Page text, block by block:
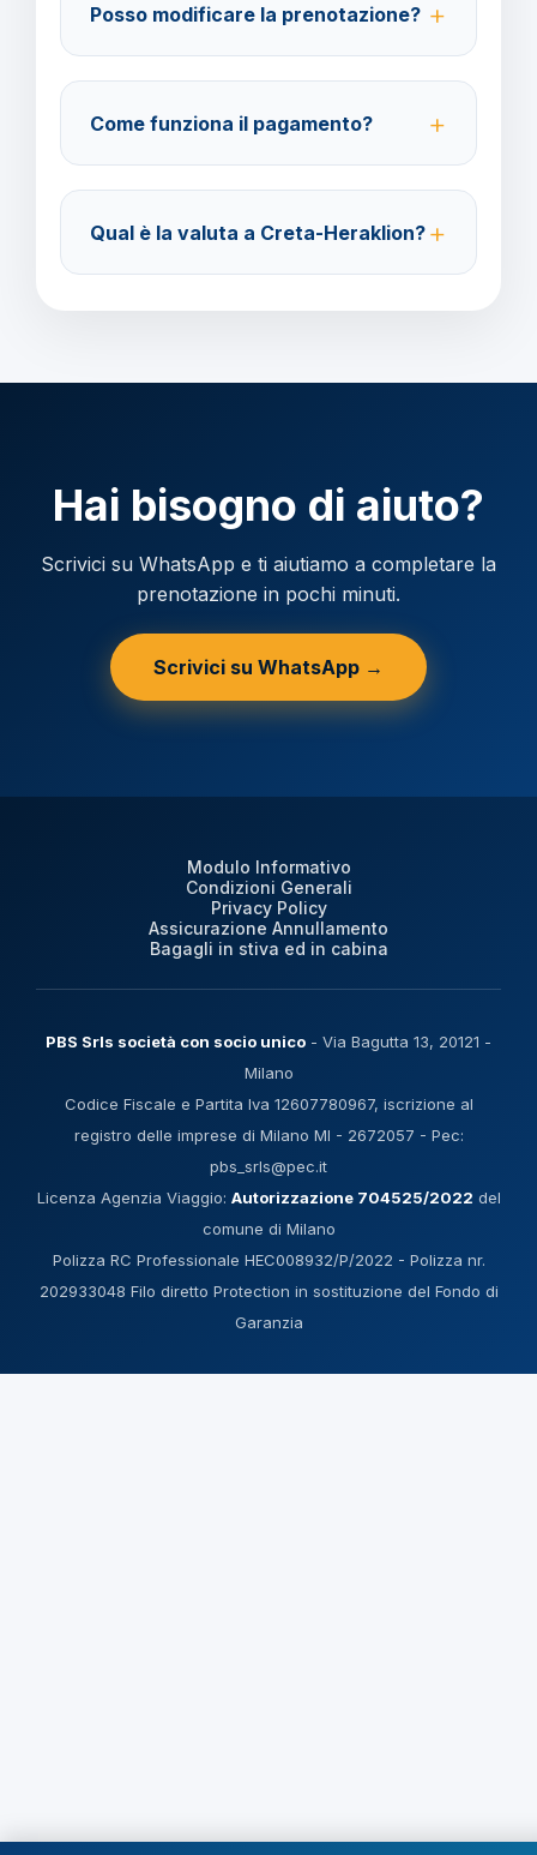
barbaviaggi.it.
Posso modificare la prenotazione?
prima della partenza con un costo di 70 euro a
modifica.
Come funziona il pagamento?
Acconto del 40% alla prenotazione, saldo 30 giorni
prima della partenza.
Qual è la valuta a Creta-Heraklion?
Hai bisogno di aiuto?
Scrivici su WhatsApp e ti aiutiamo a completare la
prenotazione in pochi minuti.
Scrivici su WhatsApp →
Modulo Informativo
Condizioni Generali
Privacy Policy
Assicurazione Annullamento
Bagagli in stiva ed in cabina
PBS Srls società con socio unico - Via Bagutta 13, 20121 -
Milano
Codice Fiscale e Partita Iva 12607780967, iscrizione al
registro delle imprese di Milano MI - 2672057 - Pec:
pbs_srls@pec.it
Licenza Agenzia Viaggio: Autorizzazione 704525/2022 del
comune di Milano
Polizza RC Professionale HEC008932/P/2022 - Polizza nr.
202933048 Filo diretto Protection in sostituzione del Fondo di
Garanzia